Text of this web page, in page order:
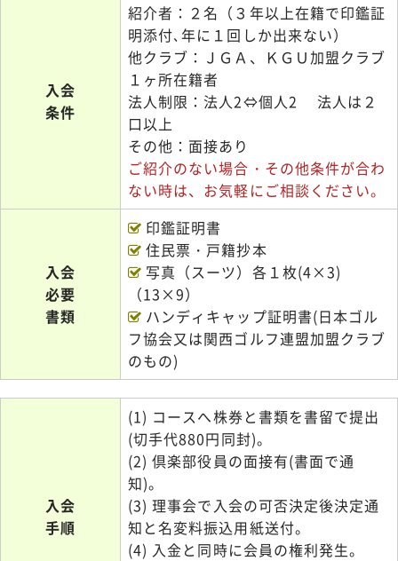
入会
条件
紹介者：２名（３年以上在籍で印鑑証
明添付､年に１回しか出来ない）
他クラブ：ＪＧＡ、ＫＧＵ加盟クラブ
１ヶ所在籍者
法人制限：法人2⇔個人2 法人は２
口以上
その他：面接あり
ご紹介のない場合・その他条件が合わ
ない時は、お気軽にご相談ください。
入会
必要
書類
印鑑証明書
住民票・戸籍抄本
写真（スーツ）各１枚(4×3)
（13×9）
ハンディキャップ証明書(日本ゴル
フ協会又は関西ゴルフ連盟加盟クラブ
のもの)
入会
手順
(1) コースへ株券と書類を書留で提出
(切手代880円同封)。
(2) 倶楽部役員の面接有(書面で通
知)。
(3) 理事会で入会の可否決定後決定通
知と名変料振込用紙送付。
(4) 入金と同時に会員の権利発生。